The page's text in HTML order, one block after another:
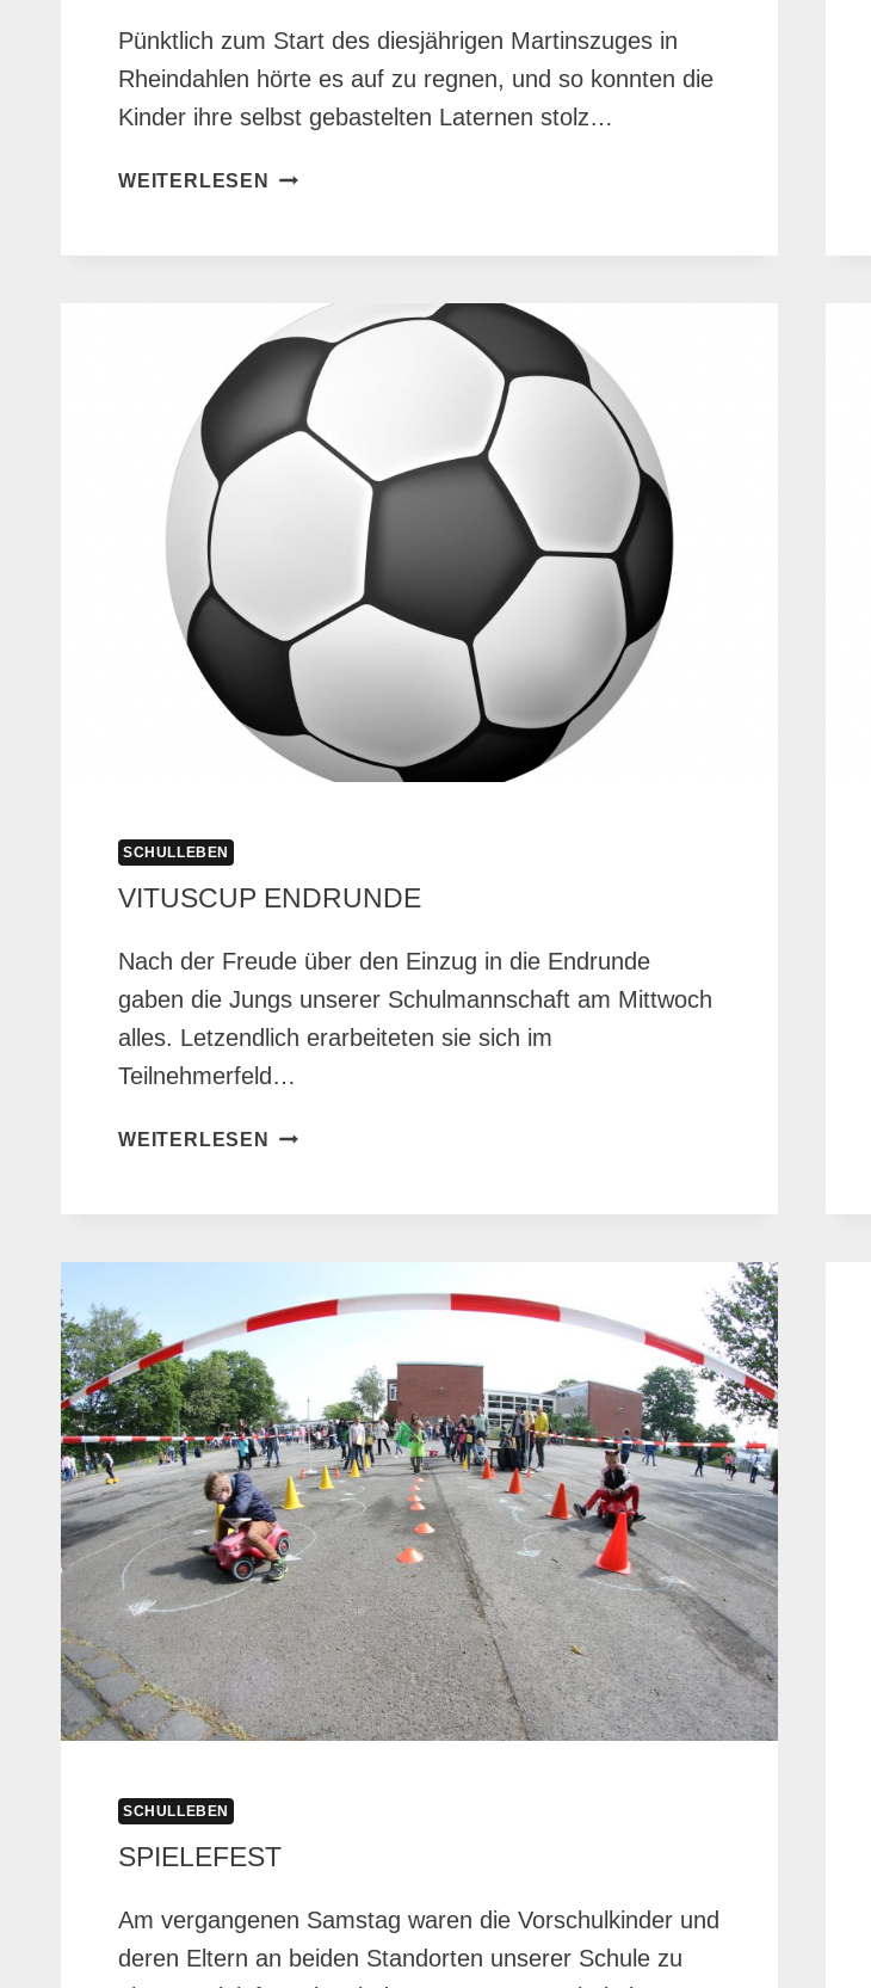
Pünktlich zum Start des diesjährigen Martinszuges in
Rheindahlen hörte es auf zu regnen, und so konnten die
Kinder ihre selbst gebastelten Laternen stolz…
WEITERLESEN
MARTINSZUG
SCHULLEBEN
VITUSCUP ENDRUNDE
Nach der Freude über den Einzug in die Endrunde
gaben die Jungs unserer Schulmannschaft am Mittwoch
alles. Letzendlich erarbeiteten sie sich im
Teilnehmerfeld…
WEITERLESEN
VITUSCUP
SCHULLEBEN
SPIELEFEST
Am vergangenen Samstag waren die Vorschulkinder und
deren Eltern an beiden Standorten unserer Schule zu